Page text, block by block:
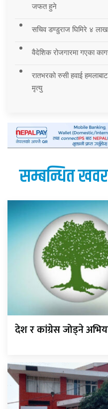
जफत हुने
सचिव डण्डुराज घिमिरे ४ लाख
वैदेशिक रोजगारमा गएका
रातभरको रुसी हवाई
मृत्यु
सम्बन्धित खवर
देश र कांग्रेस जोड्ने